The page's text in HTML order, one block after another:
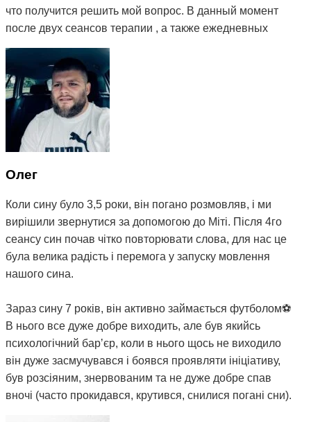
что получится решить мой вопрос. В данный момент
после двух сеансов терапии , а также ежедневных
упражнений, назначеных мне Митей, моё состояние
улучшилось, пропала боль в шее и плечах и самое
главное - звон стал гораздо тише, а иногда стихает
вовсе. Поэтому я могу рекомендовать остеопата Митю
ибо из всей цепочки людей к которым я обращался с
моей проблемой - это первый и единственный человек
который мне реально помогает) Огромное вам спасибо
Олег
Коли сину було 3,5 роки, він погано розмовляв, і ми
вирішили звернутися за допомогою до Міті. Після 4го
сеансу син почав чітко повторювати слова, для нас це
була велика радість і перемога у запуску мовлення
нашого сина.
Зараз сину 7 років, він активно займається футболом⚽️
В нього все дуже добре виходить, але був якийсь
психологічний барʼєр, коли в нього щось не виходило
він дуже засмучувався і боявся проявляти ініціативу,
був розсіяним, знервованим та не дуже добре спав
вночі (часто прокидався, крутився, снилися погані сни).